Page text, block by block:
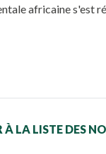
africaine s'est
À LA LISTE DES